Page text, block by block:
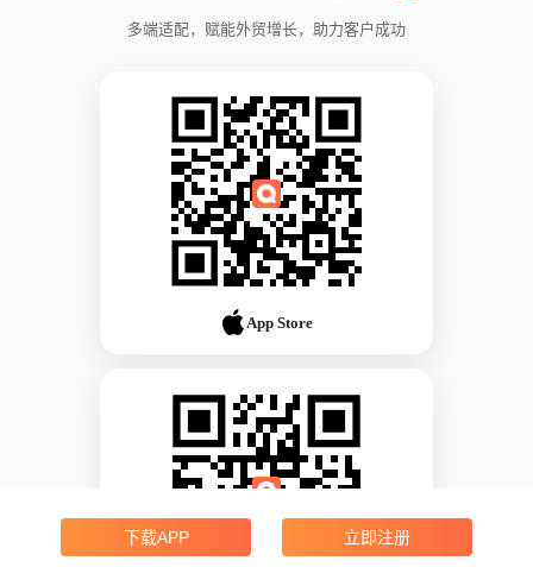
多端适配，赋能外贸增长，助力客户成功
App Store
下载APP 立即注册